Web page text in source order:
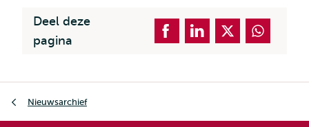
Deel deze
pagina
Nieuwsarchief